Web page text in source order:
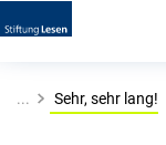
... Sehr, sehr lang!